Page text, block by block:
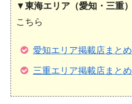
▼ 東海エリア（愛知・三重）
こちら
愛知エリア掲載店まとめ
三重エリア掲載店まとめ